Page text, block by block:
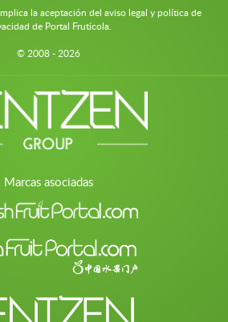
la aceptación del aviso legal y política de
de Portal Frutícola.
© 2008 - 2026
Marcas asociadas